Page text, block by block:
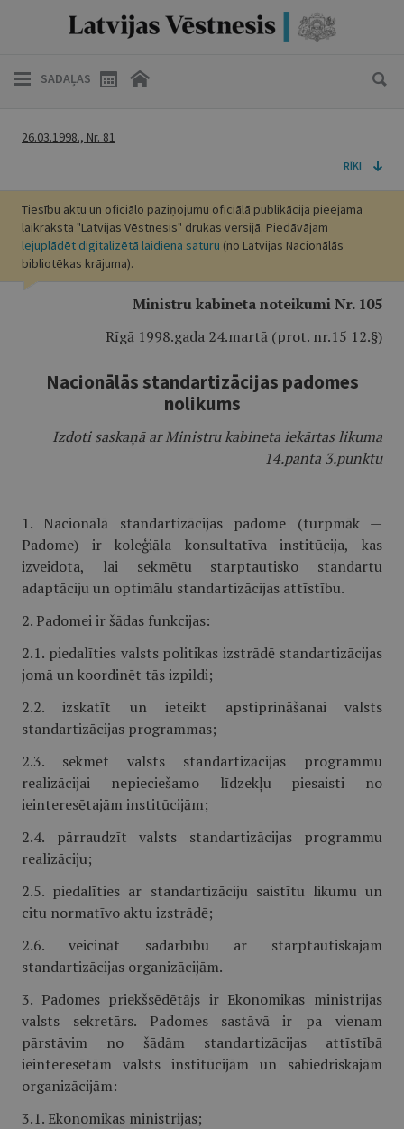
SADAĻAS
26.03.1998., Nr. 81
RĪKI
Tiesību aktu un oficiālo paziņojumu oficiālā publikācija pieejama
laikraksta "Latvijas Vēstnesis" drukas versijā. Piedāvājam
lejuplādēt digitalizētā laidiena saturu (no Latvijas Nacionālās
bibliotēkas krājuma).
Ministru kabineta noteikumi Nr. 105
Rīgā 1998.gada 24.martā (prot. nr.15 12.§)
Nacionālās standartizācijas padomes
nolikums
Izdoti saskaņā ar Ministru kabineta iekārtas likuma
14.panta 3.punktu
1. Nacionālā standartizācijas padome (turpmāk —
Padome) ir koleģiāla konsultatīva institūcija, kas
izveidota, lai sekmētu starptautisko standartu
adaptāciju un optimālu standartizācijas attīstību.
2. Padomei ir šādas funkcijas:
2.1. piedalīties valsts politikas izstrādē standartizācijas
jomā un koordinēt tās izpildi;
2.2. izskatīt un ieteikt apstiprināšanai valsts
standartizācijas programmas;
2.3. sekmēt valsts standartizācijas programmu
realizācijai nepieciešamo līdzekļu piesaisti no
ieinteresētajām institūcijām;
2.4. pārraudzīt valsts standartizācijas programmu
realizāciju;
2.5. piedalīties ar standartizāciju saistītu likumu un
citu normatīvo aktu izstrādē;
2.6. veicināt sadarbību ar starptautiskajām
standartizācijas organizācijām.
3. Padomes priekšsēdētājs ir Ekonomikas ministrijas
valsts sekretārs. Padomes sastāvā ir pa vienam
pārstāvim no šādām standartizācijas attīstībā
ieinteresētām valsts institūcijām un sabiedriskajām
organizācijām:
3.1. Ekonomikas ministrijas;